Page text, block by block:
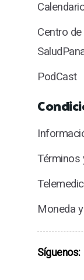
Centro
PodCast
Términos
Moneda
Síguenos: